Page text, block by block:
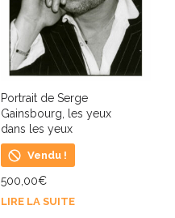
Portrait de Serge
Gainsbourg, les yeux
dans les yeux
Vendu !
500,00€
LIRE LA SUITE